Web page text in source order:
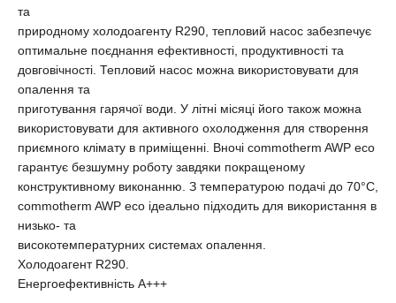
та
природному холодоагенту R290, тепловий насос забезпечує
оптимальне поєднання ефективності, продуктивності та
довговічності. Тепловий насос можна використовувати для
опалення та
приготування гарячої води. У літні місяці його також можна
використовувати для активного охолодження для створення
приємного клімату в приміщенні. Вночі commotherm AWP eco
гарантує безшумну роботу завдяки покращеному
конструктивному виконанню. З температурою подачі до 70°C,
commotherm AWP eco ідеально підходить для використання в
низько- та
високотемпературних системах опалення.
Холодоагент R290.
Енергоефективність А+++